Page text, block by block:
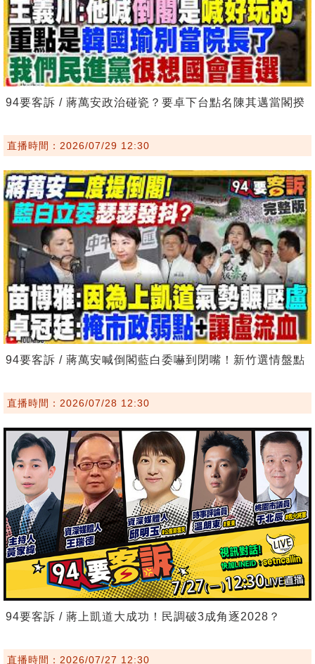
94要客訴 / 蔣萬安政治碰瓷？要卓下台點名陳其邁當閣揆
直播時間：2026/07/29 12:30
94要客訴 / 蔣萬安喊倒閣藍白委嚇到閉嘴！新竹選情盤點
直播時間：2026/07/28 12:30
94要客訴 / 蔣上凱道大成功！民調破3成角逐2028？
直播時間：2026/07/27 12:30